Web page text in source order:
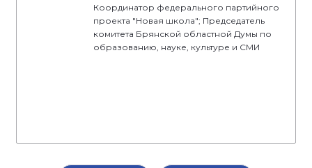
Координатор федерального партийного
проекта "Новая школа"; Председатель
комитета Брянской областной Думы по
образованию, науке, культуре и СМИ